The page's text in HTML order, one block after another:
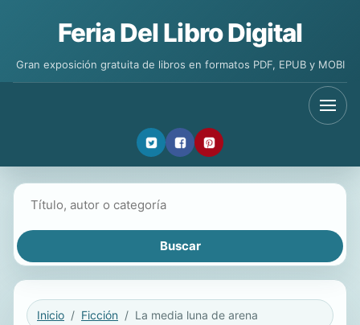
Feria Del Libro Digital
Gran exposición gratuita de libros en formatos PDF, EPUB y MOBI
Inicio Ficción La media luna de arena